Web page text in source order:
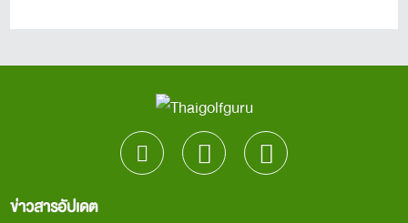
ข่าวสารอัปเดต